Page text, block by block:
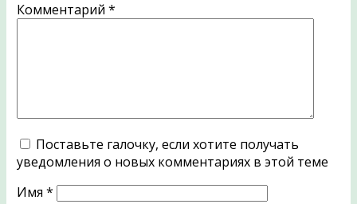
Комментарий *
Поставьте галочку, если хотите получать
уведомления о новых комментариях в этой теме
Имя *